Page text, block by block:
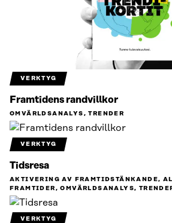
VERKTYG
Framtidens randvillkor
OMVÄRLDSANALYS, TRENDER
VERKTYG
Tidsresa
AKTIVERING AV FRAMTIDSTÄNKANDE,
FRAMTIDER, OMVÄRLDSANALYS,
VERKTYG